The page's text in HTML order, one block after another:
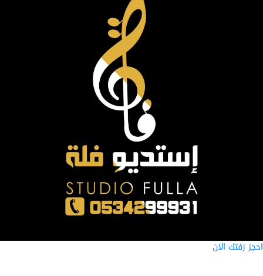
زفتك الان